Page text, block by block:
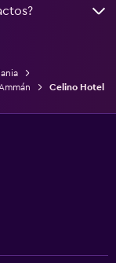
Celino Hotel